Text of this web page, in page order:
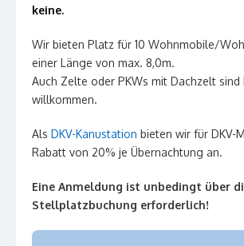
keine.
Wir bieten Platz für 10 Wohnmobile/
einer Länge von max.
Auch Zelte oder PKWs mit Dachzelt sind
willkommen.
Als DKV-Kanustation bieten wir für DKV-
Rabatt von 20% je Übernachtung an.
Eine Anmeldung ist unbedingt über
Stellplatzbuchung erforderlich!